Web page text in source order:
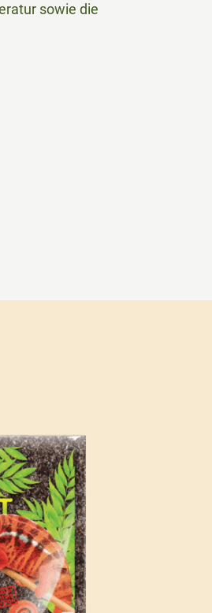
sowie die